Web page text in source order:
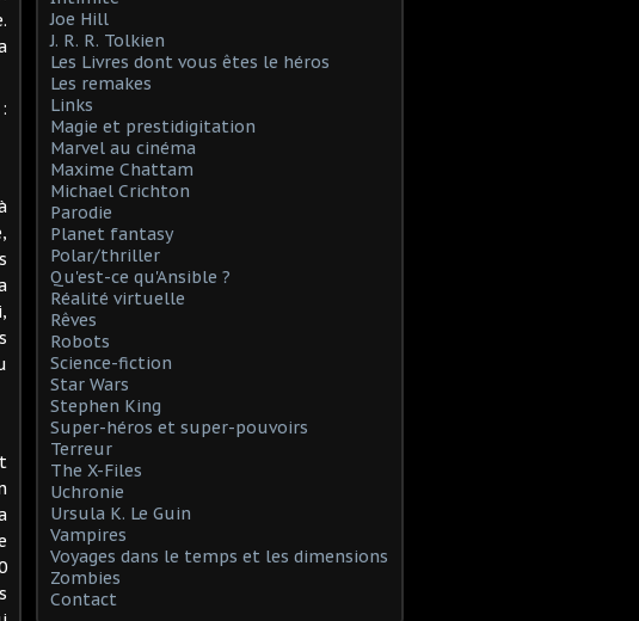
Joe Hill
J. R. R. Tolkien
Les Livres dont vous êtes le héros
Les remakes
Links
Magie et prestidigitation
Marvel au cinéma
Maxime Chattam
Michael Crichton
Parodie
Planet fantasy
Polar/thriller
Qu'est-ce qu'Ansible ?
Réalité virtuelle
Rêves
Robots
Science-fiction
Star Wars
Stephen King
Super-héros et super-pouvoirs
Terreur
The X-Files
Uchronie
Ursula K. Le Guin
Vampires
Voyages dans le temps et les dimensions
Zombies
Contact